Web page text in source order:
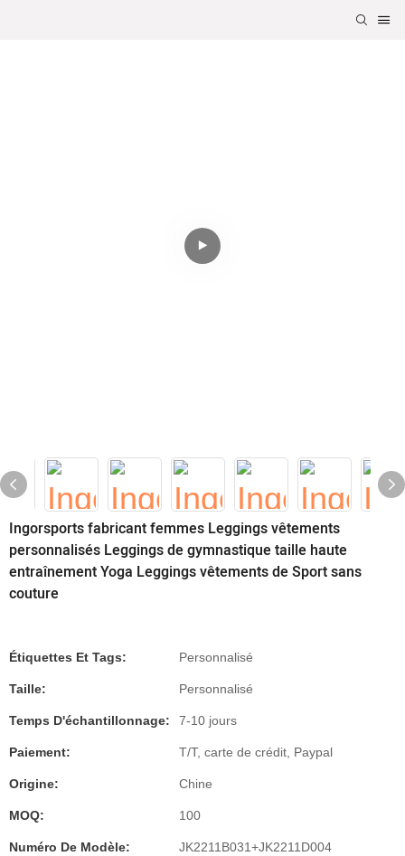
Ingorsports fabricant femmes Leggings vêtements
personnalisés Leggings de gymnastique taille haute
entraînement Yoga Leggings vêtements de Sport sans
couture
Étiquettes Et Tags: Personnalisé
Taille: Personnalisé
Temps D'échantillonnage: 7-10 jours
Paiement: T/T, carte de crédit, Paypal
Origine: Chine
MOQ: 100
Numéro De Modèle: JK2211B031+JK2211D004